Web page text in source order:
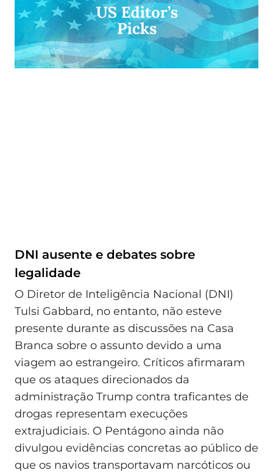
DNI ausente e debates sobre
legalidade
O Diretor de Inteligência Nacional (DNI)
Tulsi Gabbard, no entanto, não esteve
presente durante as discussões na Casa
Branca sobre o assunto devido a uma
viagem ao estrangeiro. Críticos afirmaram
que os ataques direcionados da
administração Trump contra traficantes de
drogas representam execuções
extrajudiciais. O Pentágono ainda não
divulgou evidências concretas ao público de
que os navios transportavam narcóticos ou